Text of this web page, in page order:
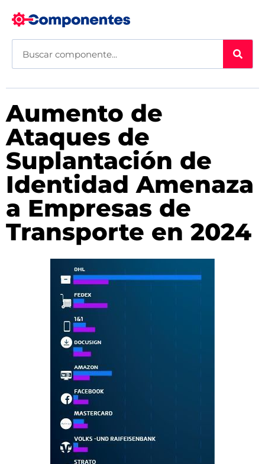
Aumento de
Ataques de
Suplantación de
Identidad Amenaza
a Empresas de
Transporte en 2024